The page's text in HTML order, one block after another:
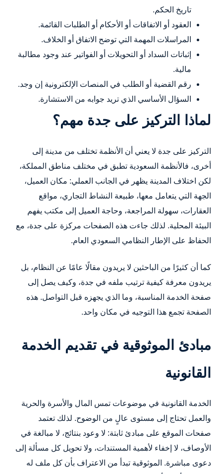
تاريخ الحكم.
العقود أو الاتفاقات أو الأحكام أو الطلبات القائمة.
المراسلات المهمة التي توضح الاتفاق أو الخلاف.
إثباتات السداد أو التحويلات أو الفواتير عند وجود مطالبة
مالية.
رقم القضية أو الطلب في المنصات الإلكترونية إن وجد.
السؤال الأساسي الذي تريد جوابه من الاستشارة.
لماذا التركيز على جدة مهم؟
التركيز على جدة لا يعني أن الأنظمة تختلف من مدينة إلى
أخرى، فالأنظمة السعودية تطبق في مختلف مناطق المملكة،
لكن اختلاف المدينة يظهر في الجانب العملي: مكان العميل،
الجهة التي يتعامل معها، طبيعة النشاط التجاري، مواقع
العقارات، سهولة المراجعة، وحاجة العميل إلى مكتب يفهم
البيئة المحلية. لذلك جاءت هذه الصفحات مركزة على جدة، مع
الحفاظ على الإطار النظامي السعودي العام.
كما أن كثيرًا من الباحثين لا يريدون مقالًا عامًا عن النظام، بل
يريدون معرفة كيفية ترتيب ملفه في جدة، وكيف يصل إلى
صفحة الخدمة المناسبة، وما الذي يجهزه قبل التواصل. هذه
الصفحة تجمع هذا التوجيه في مكان واحد.
مبادئ الموثوقية في تقديم الخدمة
القانونية
الخدمة القانونية في موضوعات تمس المال والأسرة والحرية
والعمل تحتاج إلى مستوى عالٍ من الوضوح. لذلك تعتمد
صفحات الموقع على مبادئ ثابتة: لا وعود بنتائج، لا مبالغة في
الأوصاف، لا إخفاء لأهمية المستندات، ولا تحويل كل مسألة إلى
دعوى مباشرة. الموثوقية تبدأ من الاعتراف بأن كل ملف له